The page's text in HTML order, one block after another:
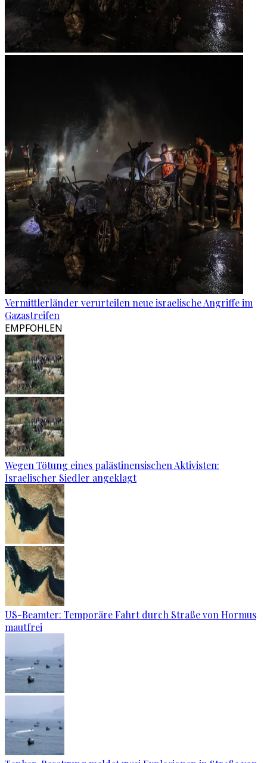
Vermittlerländer verurteilen neue israelische Angriffe im
Gazastreifen
EMPFOHLEN
Wegen Tötung eines palästinensischen Aktivisten:
Israelischer Siedler angeklagt
US-Beamter: Temporäre Fahrt durch Straße von Hormus
mautfrei